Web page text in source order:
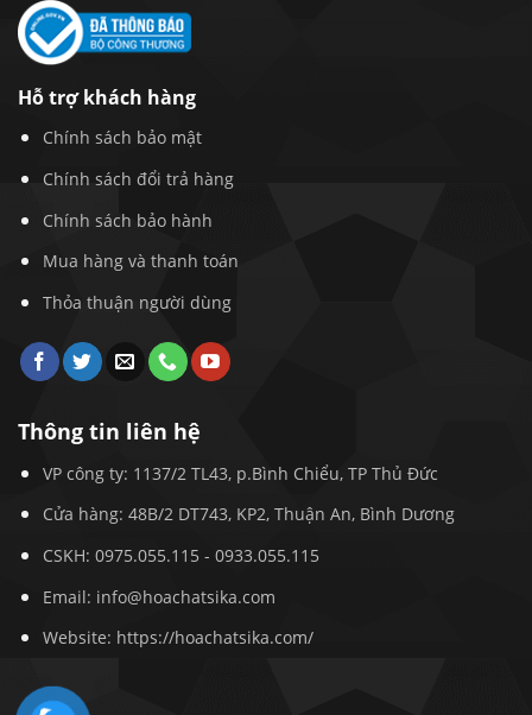
Hỗ trợ khách hàng
Chính sách bảo mật
Chính sách đổi trả hàng
Chính sách bảo hành
Mua hàng và thanh toán
Thỏa thuận người dùng
Thông tin liên hệ
VP công ty: 1137/2 TL43, p.Bình Chiểu, TP Thủ Đức
Cửa hàng: 48B/2 DT743, KP2, Thuận An, Bình Dương
CSKH: 0975.055.115- 0933.055.115
Email: info@hoachatsika.com
Website: https://hoachatsika.com/